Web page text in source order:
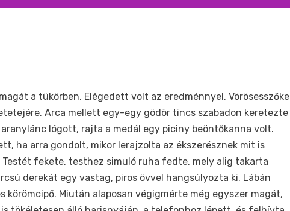
a tükörben. Elégedett volt az eredménnyel. Vörösesszőke
Arca mellett egy-egy gödör tincs szabadon keretezte
lógott, rajta a medál egy piciny beöntőkanna volt.
ha arra gondolt, mikor lerajzolta az ékszerésznek mit is
fekete, testhez simuló ruha fedte, mely alig takarta
derekát egy vastag, piros övvel hangsúlyozta ki. Lábán
körömcipő. Miután alaposan végigmérte még egyszer magát,